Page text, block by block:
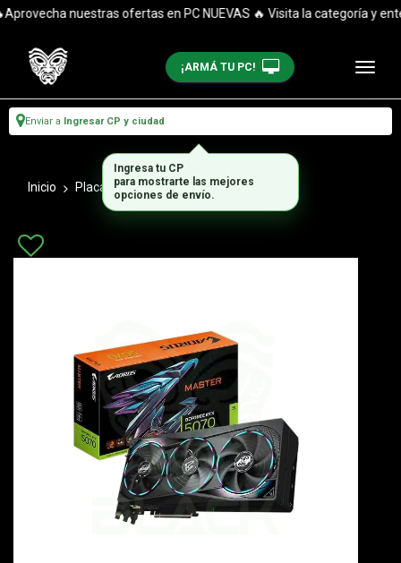
nuestras ofertas en PC NUEVAS 🔥 Visita la categoría y
¡ARMÁ TU PC!
Enviar a Ingresar CP y ciudad
Inicio Placas De Video Geforce
Ingresa tu CP
para mostrarte las mejores
opciones de envío.